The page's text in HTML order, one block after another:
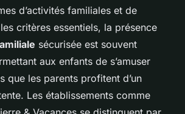
d’activités familiales et de
critères essentiels, la présence
sécurisée est souvent
aux enfants de s’amuser
que les parents profitent d’un
Les établissements comme